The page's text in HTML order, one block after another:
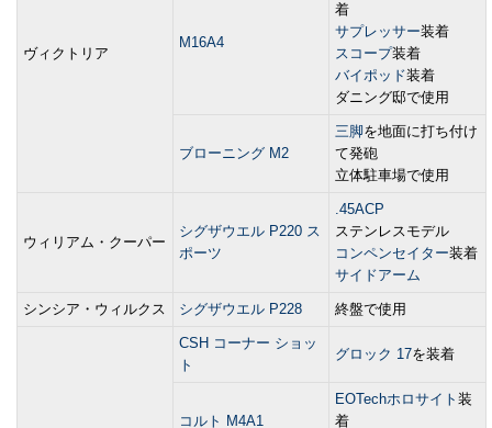
ヴィクトリア
M16A4
着
サプレッサー装着
スコープ装着
バイポッド装着
ダニング邸で使用
ブローニング M2
三脚を地面に打ち付け
て発砲
立体駐車場で使用
ウィリアム・クーパー
シグザウエル P220 ス
ポーツ
.45ACP
ステンレスモデル
コンペンセイター装着
サイドアーム
シンシア・ウィルクス シグザウエル P228 終盤で使用
CSH コーナー ショッ
ト
グロック 17を装着
コルト M4A1
EOTechホロサイト 装
着